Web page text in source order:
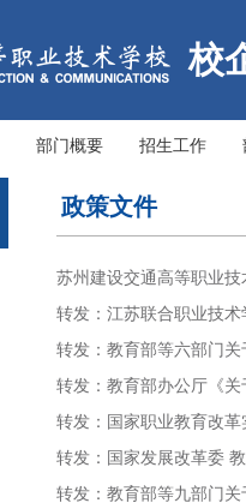
校
部门概要 招生工作
政策文件
苏州建设交通高等职业
转发：江苏联合职业技
转发：教育部等六部门
转发：教育部办公厅《
转发：国家职业教育改革
转发：国家发展改革委
转发：教育部等九部门